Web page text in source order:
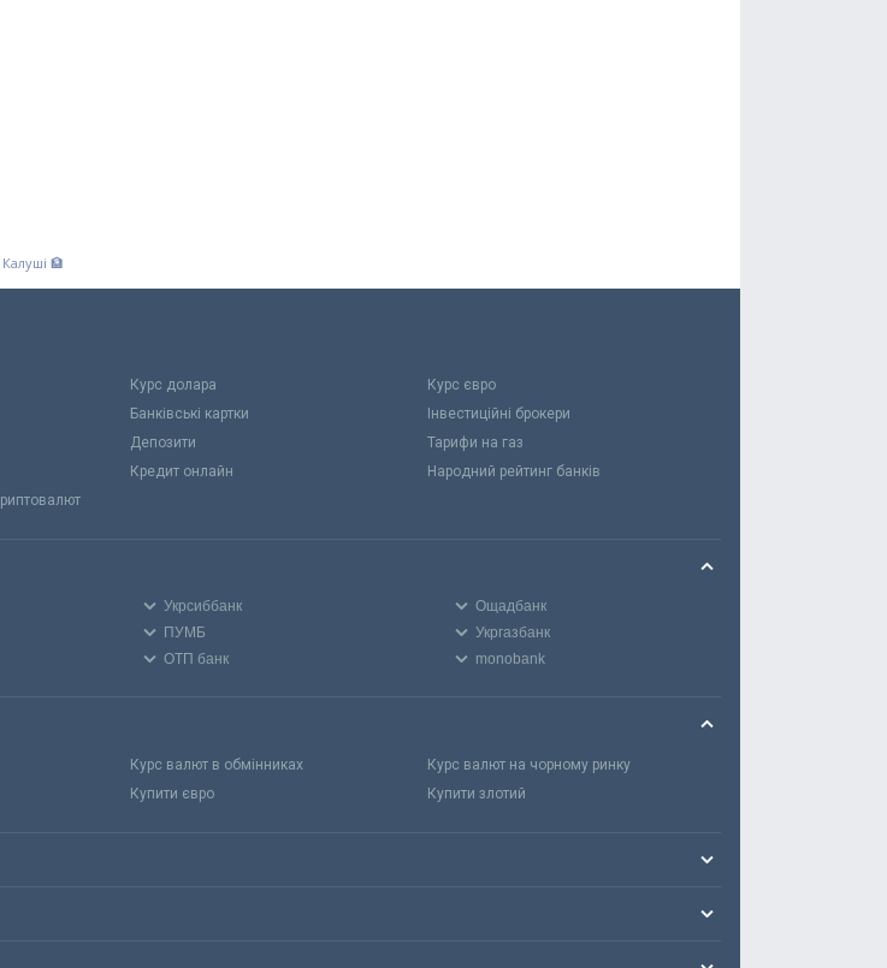
🏦
Курс долара
Курс євро
Банківські картки
Інвестиційні брокери
Депозити
Тарифи на газ
Кредит онлайн
Народний рейтинг банків
Укрсиббанк
Ощадбанк
ПУМБ
Укргазбанк
ОТП банк monobank
Курс валют в обмінниках
Курс валют на чорному ринку
Купити євро Купити злотий